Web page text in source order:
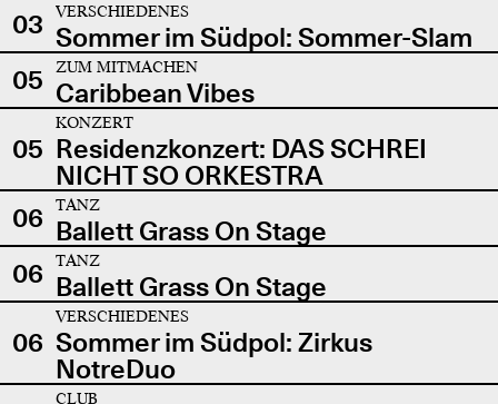
03
VERSCHIEDENES
Sommer im Südpol: Sommer-Slam
05
ZUM MITMACHEN
Caribbean Vibes
05
KONZERT
Residenzkonzert: DAS SCHREI
NICHT SO ORKESTRA
06
TANZ
Ballett Grass On Stage
06
TANZ
Ballett Grass On Stage
06
VERSCHIEDENES
Sommer im Südpol: Zirkus
NotreDuo
CLUB